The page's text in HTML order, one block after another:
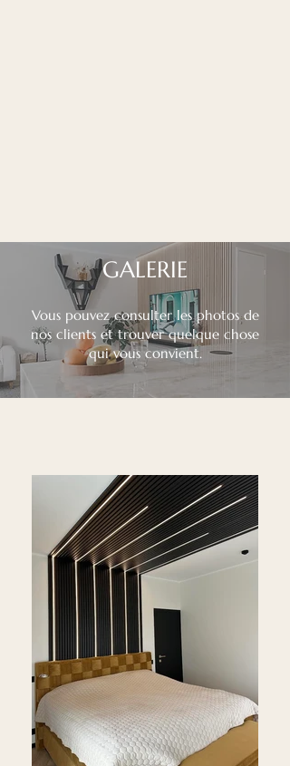
GALERIE
Vous pouvez consulter les photos de
nos clients et trouver quelque chose
qui vous convient.